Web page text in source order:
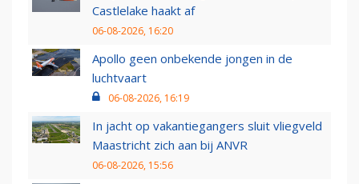
Castlelake haakt af
06-08-2026, 16:20
Apollo geen onbekende jongen in de
luchtvaart
06-08-2026, 16:19
In jacht op vakantiegangers sluit vliegveld
Maastricht zich aan bij ANVR
06-08-2026, 15:56